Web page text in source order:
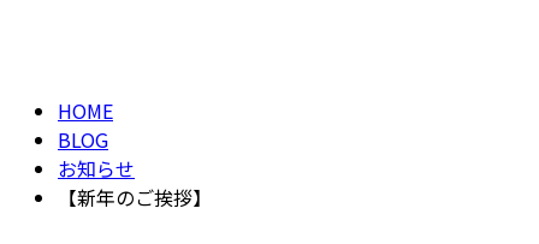
HOME
BLOG
お知らせ
【新年のご挨拶】